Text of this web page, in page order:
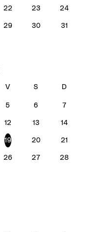
22 23 24
29 30 31
5 6 7
12 13 14
19 20 21
26 27 28